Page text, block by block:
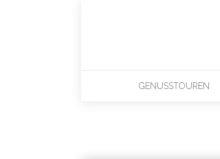
GENUSSTOUREN